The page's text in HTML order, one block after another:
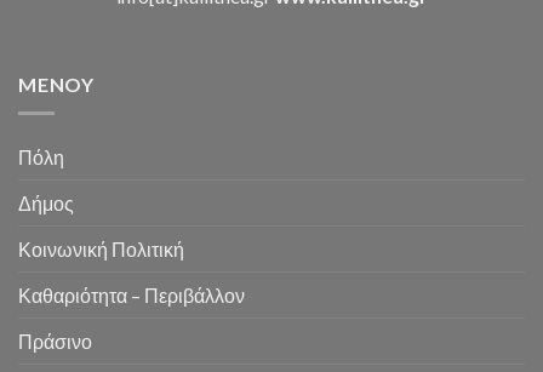
MENOY
Πόλη
Δήμος
Κοινωνική Πολιτική
Καθαριότητα – Περιβάλλον
Πράσινο